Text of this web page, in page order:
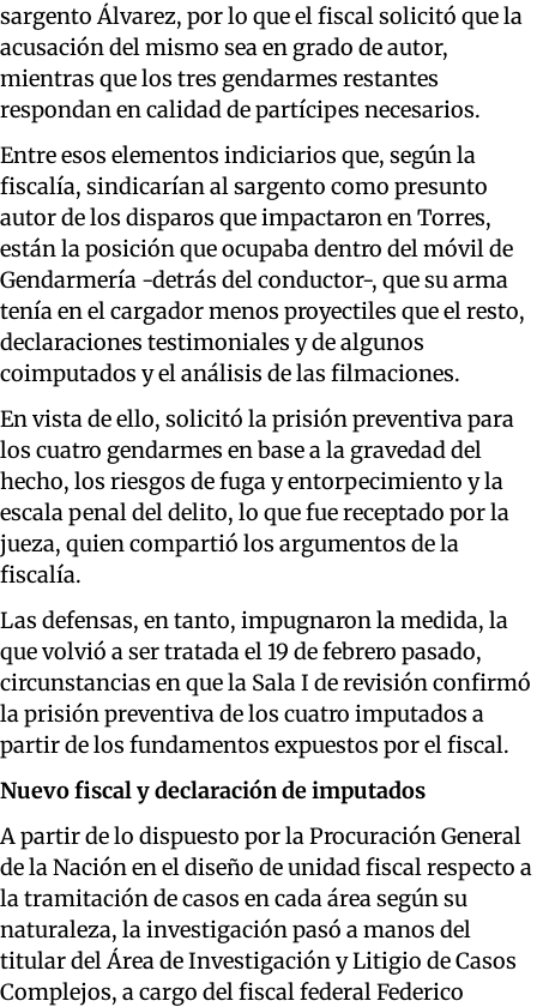
sargento Álvarez, por lo que el fiscal solicitó que la
acusación del mismo sea en grado de autor,
mientras que los tres gendarmes restantes
respondan en calidad de partícipes necesarios.
Entre esos elementos indiciarios que, según la
fiscalía, sindicarían al sargento como presunto
autor de los disparos que impactaron en Torres,
están la posición que ocupaba dentro del móvil de
Gendarmería -detrás del conductor-, que su arma
tenía en el cargador menos proyectiles que el resto,
declaraciones testimoniales y de algunos
coimputados y el análisis de las filmaciones.
En vista de ello, solicitó la prisión preventiva para
los cuatro gendarmes en base a la gravedad del
hecho, los riesgos de fuga y entorpecimiento y la
escala penal del delito, lo que fue receptado por la
jueza, quien compartió los argumentos de la
fiscalía.
Las defensas, en tanto, impugnaron la medida, la
que volvió a ser tratada el 19 de febrero pasado,
circunstancias en que la Sala I de revisión confirmó
la prisión preventiva de los cuatro imputados a
partir de los fundamentos expuestos por el fiscal.
Nuevo fiscal y declaración de imputados
A partir de lo dispuesto por la Procuración General
de la Nación en el diseño de unidad fiscal respecto a
la tramitación de casos en cada área según su
naturaleza, la investigación pasó a manos del
titular del Área de Investigación y Litigio de Casos
Complejos, a cargo del fiscal federal Federico